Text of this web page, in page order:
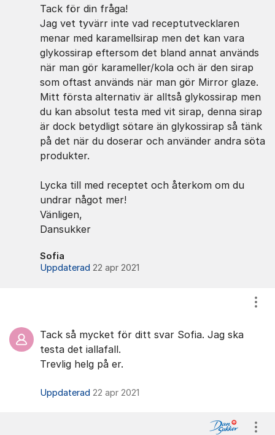
Tack för din fråga!
Jag vet tyvärr inte vad receptutvecklaren
menar med karamellsirap men det kan vara
glykossirap eftersom det bland annat används
när man gör karameller/kola och är den sirap
som oftast används när man gör Mirror glaze.
Mitt första alternativ är alltså glykossirap men
du kan absolut testa med vit sirap, denna sirap
är dock betydligt sötare än glykossirap så tänk
på det när du doserar och använder andra söta
produkter.
Lycka till med receptet och återkom om du
undrar något mer!
Vänligen,
Dansukker
Sofia
Uppdaterad 22 apr 2021
Tack så mycket för ditt svar Sofia. Jag ska
testa det iallafall.
Trevlig helg på er.
Uppdaterad 22 apr 2021